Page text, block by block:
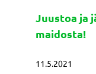
Juustoa ja
maidosta!
11.5.2021